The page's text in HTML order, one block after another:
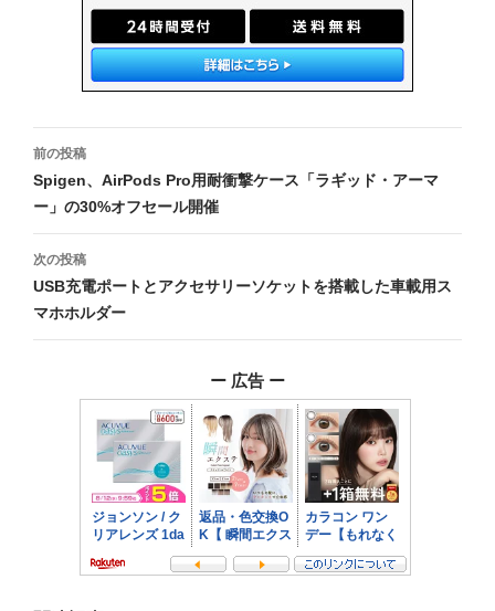
投
稿
ナ
ビ
ゲ
ー
前の投稿
Spigen、AirPods Pro用耐衝撃ケース「ラギッド・アーマ
ー」の30%オフセール開催
次の投稿
USB充電ポートとアクセサリーソケットを搭載した車載用ス
マホホルダー
ー 広告 ー